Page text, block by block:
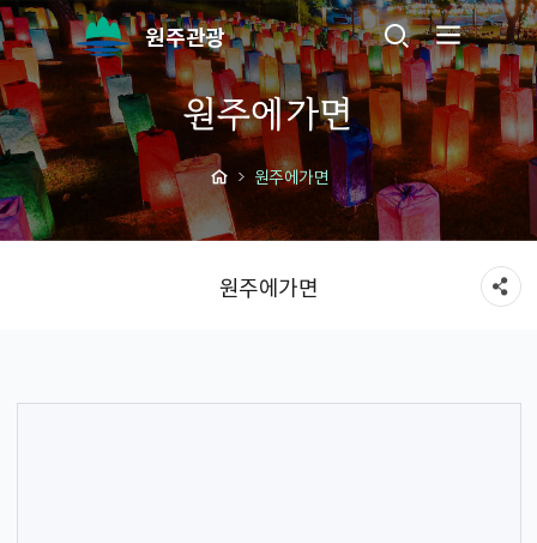
원주관광
원주에가면
원주에가면
원주에가면